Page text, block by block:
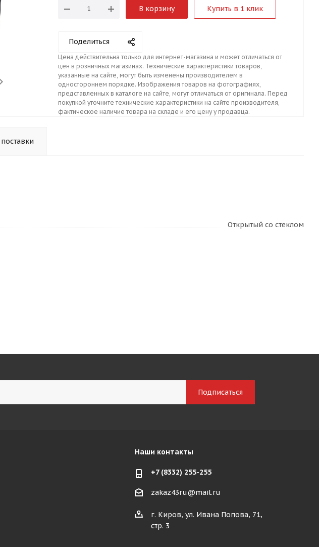
В корзину Купить в 1 клик
Поделиться
Цена действительна только для интернет-магазина и может отличаться от
цен в розничных магазинах. Технические характеристики товаров,
указанные на сайте, могут быть изменены производителем в
одностороннем порядке. Изображения товаров на фотографиях,
представленных в каталоге на сайте, могут отличаться от оригинала. Перед
покупкой уточните технические характеристики на сайте производителя,
фактическое наличие товара на складе и его цену у продавца.
Открытый со стеклом
Наши контакты
+7 (8332) 255-255
zakaz43ru@mail.ru
г. Киров, ул. Ивана Попова, 71,
стр. 3